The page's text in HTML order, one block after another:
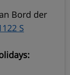
Bord der
S